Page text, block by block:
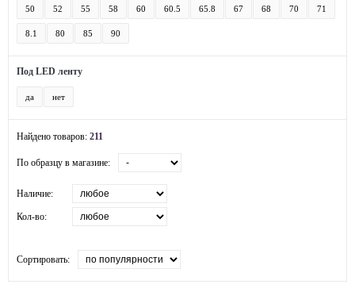
50 52 55 58 60 60.5 65.8 67 68 70 71
8.1 80 85 90
Под LED ленту
да нет
Найдено товаров: 211
По образцу в магазине:
Наличие:
Кол-во:
Сортировать: